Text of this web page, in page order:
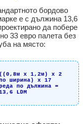
бордово
е с дължина 13,6
да побере
33 евро палета без
на място:
((0,8м x 1,2м) x 2
ширина) x 17
по дължина =
LDM